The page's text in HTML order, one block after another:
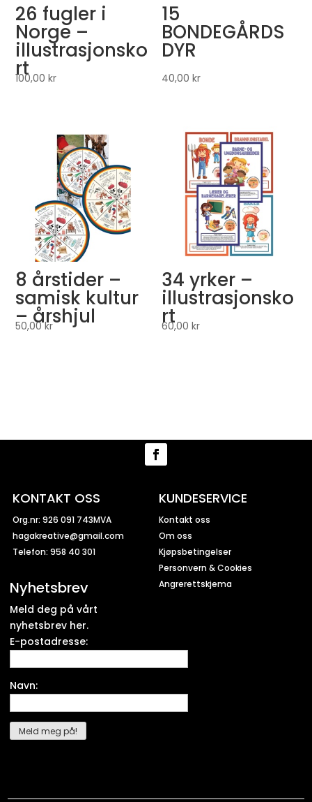
26 fugler i
Norge –
illustrasjonsko
rt
100,00kr
15
BONDEGÅRDS
DYR
40,00kr
8 årstider –
samisk kultur
– årshjul
50,00kr
34 yrker –
illustrasjonsko
rt
60,00kr
KONTAKT OSS
Org.nr: 926 091 743MVA
hagakreative@gmail.com
Telefon: 958 40 301
Nyhetsbrev
Meld deg på vårt
nyhetsbrev her.
E-postadresse:
Navn:
KUNDESERVICE
Kontakt oss
Om oss
Kjøpsbetingelser
Personvern & Cookies
Angrerettskjema